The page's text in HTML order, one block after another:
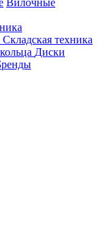
Вилочные
Складская техника
Диски